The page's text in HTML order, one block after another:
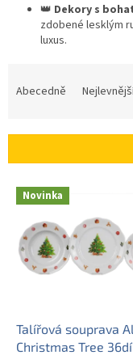
👑 Dekory s
zdobené lesklým
luxus.
í
Abecedně
V Novinka
Talířová souprava
Christmas Tree